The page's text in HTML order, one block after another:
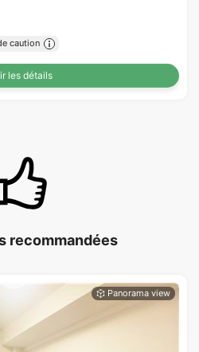
caution
les détails
recommandées